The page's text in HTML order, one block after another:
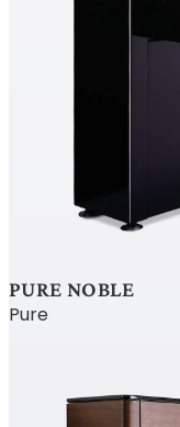
PURE NOBLE
Pure